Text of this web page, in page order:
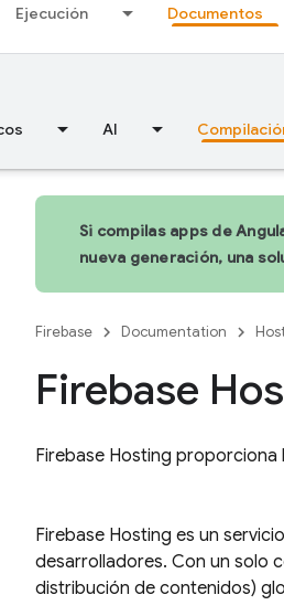
Ejecución Documentos
AI
Si compilas apps de
nueva generación, una
Firebase Documentation
Firebase
Firebase Hosting proporciona
Firebase Hosting es un
desarrolladores. Con un solo
distribución de contenidos)